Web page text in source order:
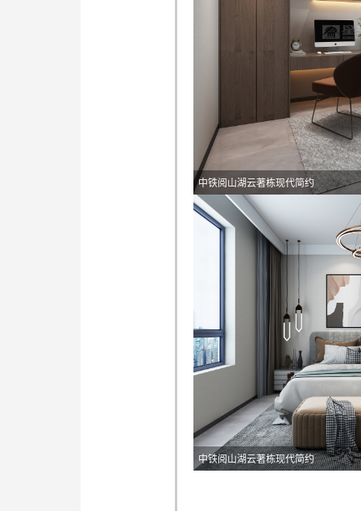
中铁阅山湖云著栋现代简约
中铁阅山湖云著栋现代简约